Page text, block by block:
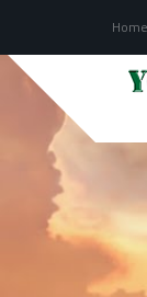
Home